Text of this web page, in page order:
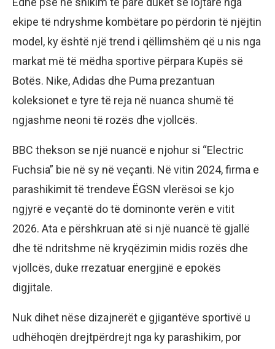
ekipe të ndryshme kombëtare po përdorin të njëjtin
model, ky është një trend i qëllimshëm që u nis nga
markat më të mëdha sportive përpara Kupës së
Botës. Nike, Adidas dhe Puma prezantuan
koleksionet e tyre të reja në nuanca shumë të
ngjashme neoni të rozës dhe vjollcës.
BBC thekson se një nuancë e njohur si “Electric
Fuchsia” bie në sy në veçanti. Në vitin 2024, firma e
parashikimit të trendeve ËGSN vlerësoi se kjo
ngjyrë e veçantë do të dominonte verën e vitit
2026. Ata e përshkruan atë si një nuancë të gjallë
dhe të ndritshme në kryqëzimin midis rozës dhe
vjollcës, duke rrezatuar energjinë e epokës
digjitale.
Nuk dihet nëse dizajnerët e gjigantëve sportivë u
udhëhoqën drejtpërdrejt nga ky parashikim, por